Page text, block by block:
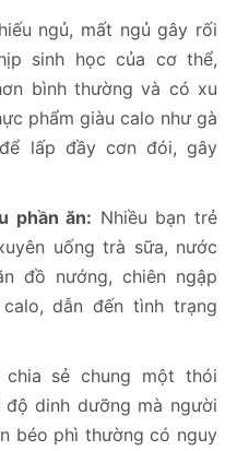
ngủ, mất ngủ gây rối
sinh học của cơ thể,
bình thường và có xu
phẩm giàu calo như gà
lấp đầy cơn đói, gây
phần ăn: Nhiều bạn trẻ
uống trà sữa, nước
đồ nướng, chiên ngập
dẫn đến tình trạng
chia sẻ chung một thói
dinh dưỡng mà người
béo phì thường có nguy